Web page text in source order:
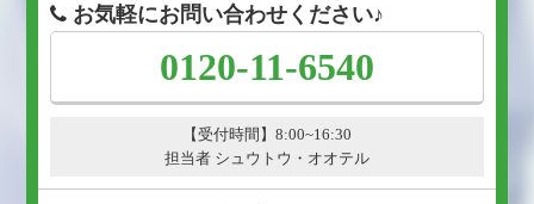
お気軽にお問い合わせください♪
0120-11-6540
【受付時間】8:00~16:30
担当者 シュウトウ・オオテル